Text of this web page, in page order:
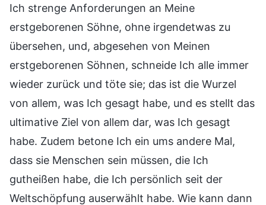
Ich strenge Anforderungen an Meine
erstgeborenen Söhne, ohne irgendetwas zu
übersehen, und, abgesehen von Meinen
erstgeborenen Söhnen, schneide Ich alle immer
wieder zurück und töte sie; das ist die Wurzel
von allem, was Ich gesagt habe, und es stellt das
ultimative Ziel von allem dar, was Ich gesagt
habe. Zudem betone Ich ein ums andere Mal,
dass sie Menschen sein müssen, die Ich
gutheißen habe, die Ich persönlich seit der
Weltschöpfung auserwählt habe. Wie kann dann